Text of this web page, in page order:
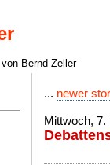
Bernd Zeller
... newer
Mittwoch, 7.